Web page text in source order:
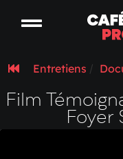
Entretiens /
Film
Foyer